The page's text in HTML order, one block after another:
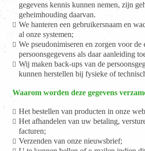
gegevens kennis kunnen nemen, zijn
geheimhouding daarvan.
We hanteren een gebruikersnaam en
al onze systemen;
We pseudonimiseren en zorgen voor de
persoonsgegevens als daar aanleiding
Wij maken back-ups van de
kunnen herstellen bij fysieke of
Waarom worden deze gegevens
Het bestellen van producten in onze
Het afhandelen van uw betaling,
facturen;
Verzenden van onze nieuwsbrief;